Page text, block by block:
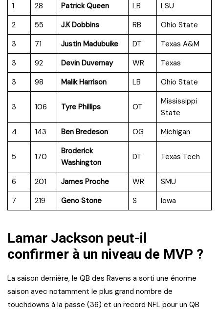
1
28 Patrick Queen LB
LSU
2
55 J.K Dobbins RB
Ohio State
3
71 Justin Madubuike DT
Texas A&M
3
92 Devin Duvernay WR
Texas
3
98 Malik Harrison LB Ohio State
3 106 Tyre Phillips OT
Mississippi
State
4
143 Ben Bredeson OG Michigan
5 170
Broderick
Washington
DT Texas Tech
6 201 James Proche WR
SMU
7
219 Geno Stone S Iowa
Lamar Jackson peut-il
confirmer à un niveau de MVP ?
La saison dernière, le QB des Ravens a sorti une énorme
saison avec notamment le plus grand nombre de
touchdowns à la passe (36) et un record NFL pour un QB